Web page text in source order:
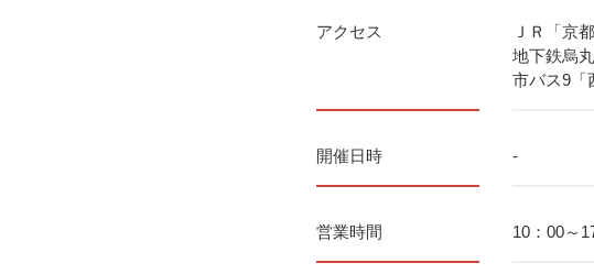
アクセス
ＪＲ「京
地下鉄烏
市バス9「
開催日時 -
営業時間 10：00～